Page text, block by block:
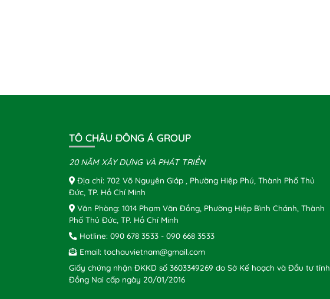
TÔ CHÂU ĐÔNG Á GROUP
20 NĂM XÂY DỰNG VÀ PHÁT TRIỂN
Địa chỉ: 702 Võ Nguyên Giáp , Phường Hiệp Phú, Thành Phố Thủ
Đức, TP. Hồ Chí Minh
Văn Phòng: 1014 Phạm Văn Đồng, Phường Hiệp Bình Chánh, Thành
Phố Thủ Đức, TP. Hồ Chí Minh
Hotline: 090 678 3533 - 090 668 3533
Email: tochauvietnam@gmail.com
Giấy chứng nhận ĐKKD số 3603349269 do Sở Kế hoạch và Đầu tư tỉnh
Đồng Nai cấp ngày 20/01/2016